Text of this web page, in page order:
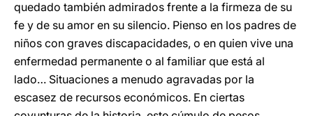
quedado también admirados frente a la firmeza de su
fe y de su amor en su silencio. Pienso en los padres de
niños con graves discapacidades, o en quien vive una
enfermedad permanente o al familiar que está al
lado… Situaciones a menudo agravadas por la
escasez de recursos económicos. En ciertas